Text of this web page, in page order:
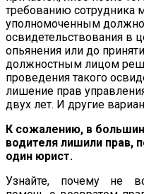
требованию сотрудника
уполномоченным
освидетельствования в
опьянения или до
должностным лицом
проведения такого
лишение прав
двух лет. И другие
К сожалению, в
водителя лишили прав,
один юрист.
Узнайте, почему не